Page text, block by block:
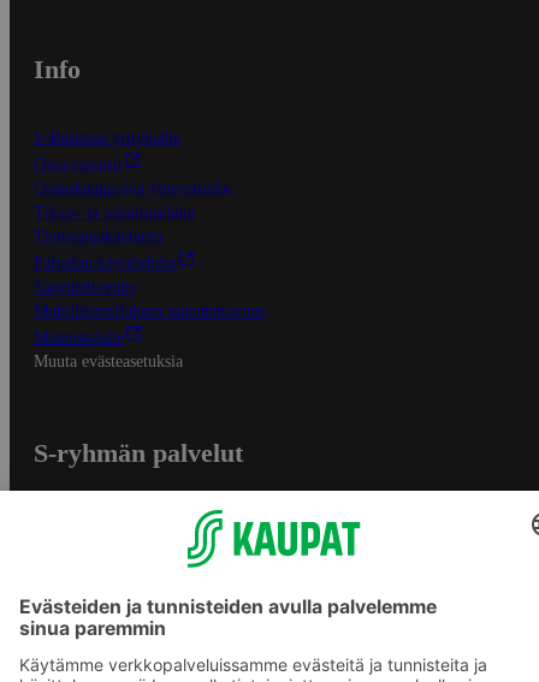
Info
S-Business yrityksille
Oiva-raportit
Osuuskauppojen yhteystiedot
Tilaus- ja toimitusehdot
Tietosuojakäytäntö
Palvelun käyttöehdot
Saavutettavuus
Mobiilisovelluksen saavutettavuus
Mainostajalle
Muuta evästeasetuksia
S-ryhmän palvelut
S-ostoslista -sovellus
Prisma.fi
Sokos.fi